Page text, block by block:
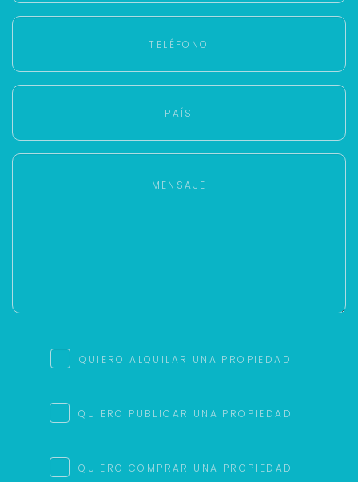
QUIERO ALQUILAR UNA PROPIEDAD
QUIERO PUBLICAR UNA PROPIEDAD
QUIERO COMPRAR UNA PROPIEDAD